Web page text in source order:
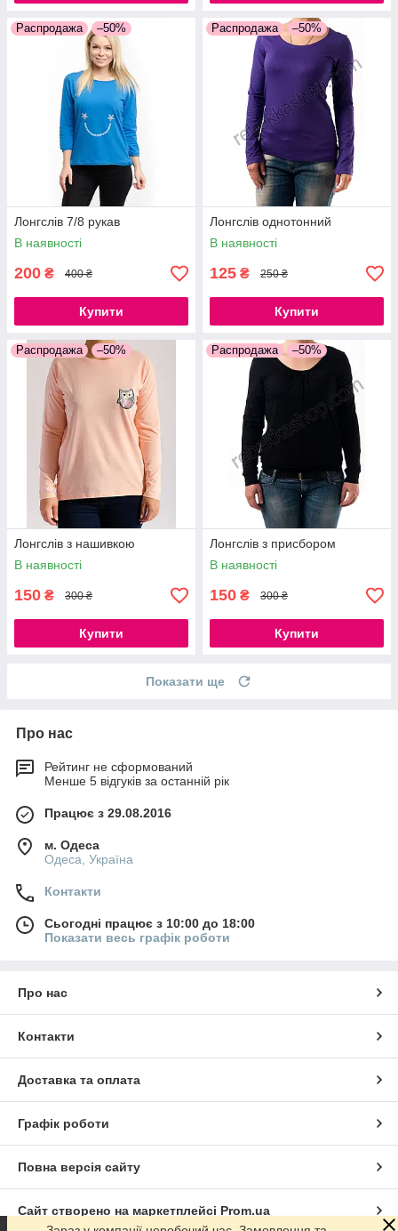
Распродажа –50%
Лонгслів 7/8 рукав
В наявності
200 ₴ 400 ₴
Купити
Распродажа –50%
Лонгслів однотонний
В наявності
125 ₴ 250 ₴
Купити
Распродажа –50%
Лонгслів з нашивкою
В наявності
150 ₴ 300 ₴
Купити
Распродажа –50%
Лонгслів з присбором
В наявності
150 ₴ 300 ₴
Купити
Показати ще
Про нас
Рейтинг не сформований
Менше 5 відгуків за останній рік
Працює з 29.08.2016
м. Одеса
Одеса, Україна
Контакти
Сьогодні працює з 10:00 до 18:00
Показати весь графік роботи
Про нас
Контакти
Доставка та оплата
Графік роботи
Повна версія сайту
Сайт створено на маркетплейсі Prom.ua